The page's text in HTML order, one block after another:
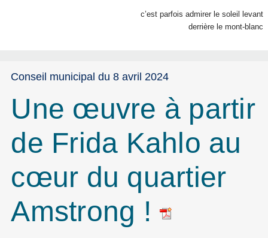
c’est parfois admirer le soleil levant
derrière le mont-blanc
Conseil municipal du 8 avril 2024
Une œuvre à partir
de Frida Kahlo au
cœur du quartier
Amstrong !